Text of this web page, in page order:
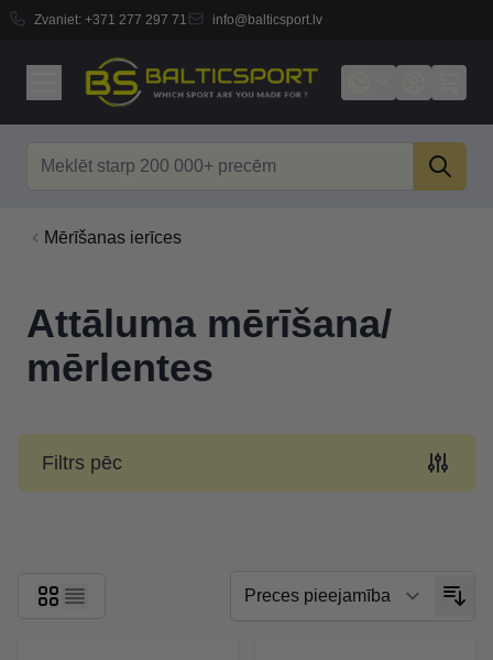
Zvaniet: +371 277 297 71 info@balticsport.lv
Mērīšanas ierīces
Attāluma mērīšana/
mērlentes
Filtrs pēc